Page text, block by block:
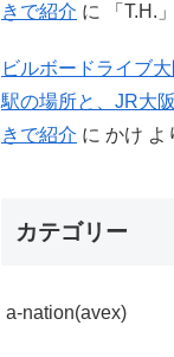
きで紹介 に 「T.H.」
ビルボードライブ
駅の場所と、JR大
きで紹介 に かけ よ
カテゴリー
a-nation(avex)